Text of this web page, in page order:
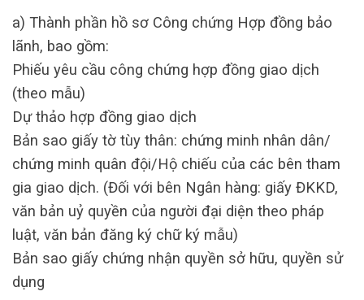
a) Thành phần hồ sơ Công chứng Hợp đồng bảo
lãnh, bao gồm:
Phiếu yêu cầu công chứng hợp đồng giao dịch
(theo mẫu)
Dự thảo hợp đồng giao dịch
Bản sao giấy tờ tùy thân: chứng minh nhân dân/
chứng minh quân đội/Hộ chiếu của các bên tham
gia giao dịch. (Đối với bên Ngân hàng: giấy ĐKKD,
văn bản uỷ quyền của người đại diện theo pháp
luật, văn bản đăng ký chữ ký mẫu)
Bản sao giấy chứng nhận quyền sở hữu, quyền sử
dụng